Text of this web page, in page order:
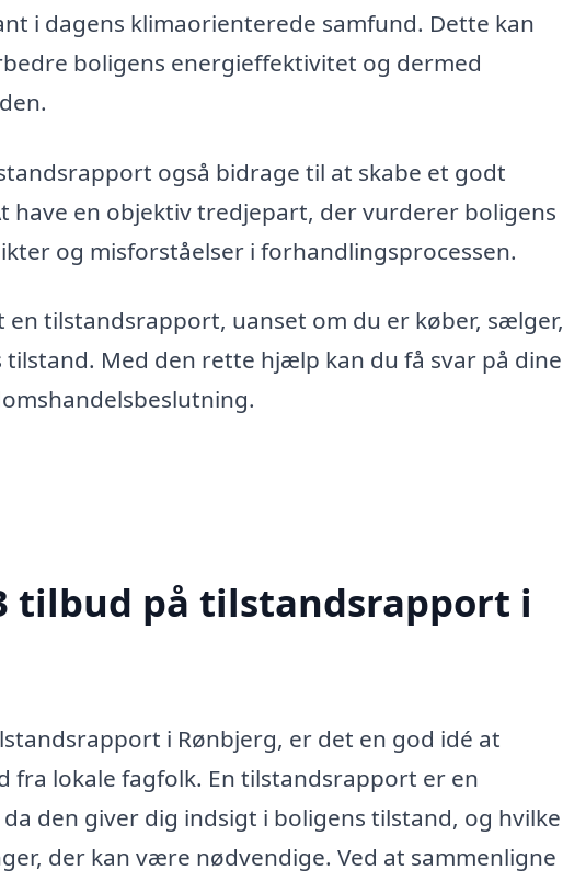
i dagens klimaorienterede samfund. Dette kan
boligens energieffektivitet og dermed
også bidrage til at skabe et godt
have en objektiv tredjepart, der vurderer boligens
og misforståelser i forhandlingsprocessen.
tilstandsrapport, uanset om du er køber, sælger,
Med den rette hjælp kan du få svar på dine
tilbud på tilstandsrapport i
i Rønbjerg, er det en god idé at
lokale fagfolk. En tilstandsrapport er en
den giver dig indsigt i boligens tilstand, og hvilke
der kan være nødvendige. Ved at sammenligne